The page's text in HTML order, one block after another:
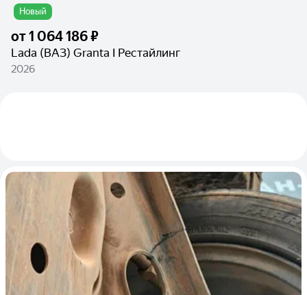
Новый
от1 064 186 ₽
Lada (ВАЗ) Granta I Рестайлинг
2026